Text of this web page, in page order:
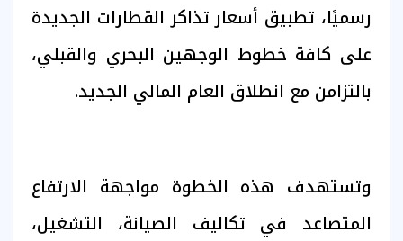
رسميًا، تطبيق أسعار تذاكر القطارات الجديدة
على كافة خطوط الوجهين البحري والقبلي،
بالتزامن مع انطلاق العام المالي الجديد.
وتستهدف هذه الخطوة مواجهة الارتفاع
المتصاعد في تكاليف الصيانة، التشغيل،